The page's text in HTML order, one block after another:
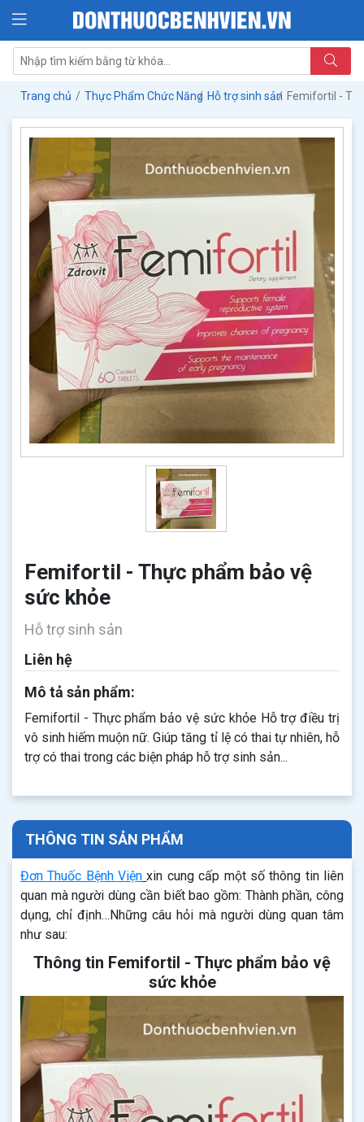
Trang chủ Thực Phẩm Chức Năng Hỗ trợ sinh sản Femifortil -
Femifortil - Thực phẩm bảo vệ
sức khỏe
Hỗ trợ sinh sản
Liên hệ
Mô tả sản phẩm:
Femifortil - Thực phẩm bảo vệ sức khỏe Hỗ trợ điều trị
vô sinh hiếm muộn nữ. Giúp tăng tỉ lệ có thai tự nhiên, hỗ
trợ có thai trong các biện pháp hỗ trợ sinh sản...
THÔNG TIN SẢN PHẨM
Đơn Thuốc Bệnh Viện xin cung cấp một số thông tin liên
quan mà người dùng cần biết bao gồm: Thành phần, công
dụng, chỉ định…Những câu hỏi mà người dùng quan tâm
như sau:
Thông tin Femifortil - Thực phẩm bảo vệ
sức khỏe